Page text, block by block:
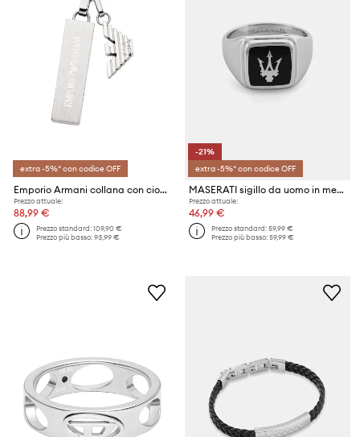
extra -5%* con codice OFF
Emporio Armani collana con ciondolo da uomo in acciaio inossidabile Eagle Logo
Prezzo attuale:
88,99 €
Prezzo standard:109,90 €
Prezzo più basso:93,99 €
-21%
extra -5%* con codice OFF
MASERATI sigillo da uomo in metallo ICONIC
Prezzo attuale:
46,99 €
Prezzo standard:59,99 €
Prezzo più basso:59,99 €